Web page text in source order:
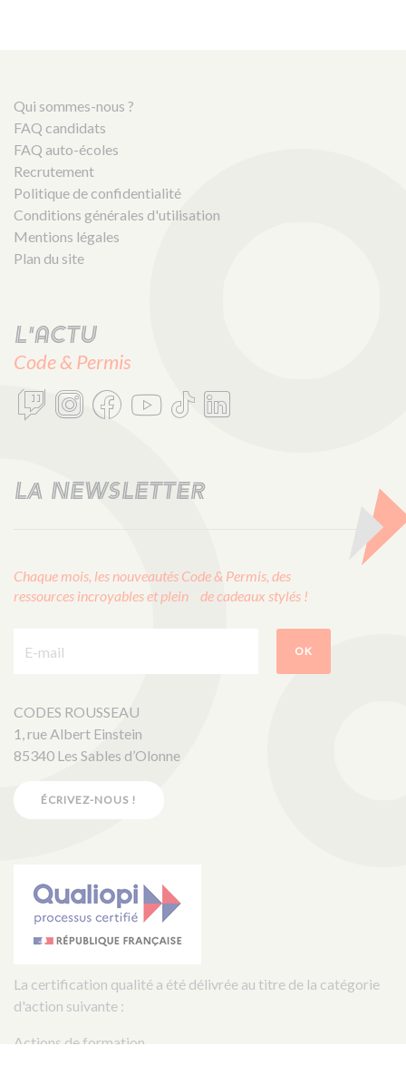
Qui sommes-nous ?
FAQ candidats
FAQ auto-écoles
Recrutement
Politique de confidentialité
Conditions générales d'utilisation
Mentions légales
Plan du site
L'actu
Code & Permis
LA NEWSLETTER
Chaque mois, les nouveautés Code & Permis, des
ressources incroyables et plein de cadeaux stylés !
OK
CODES ROUSSEAU
1, rue Albert Einstein
85340 Les Sables d’Olonne
ÉCRIVEZ-NOUS !
La certification qualité a été délivrée au titre de la catégorie
d'action suivante :
Actions de formation